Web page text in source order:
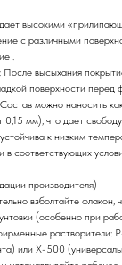
высокими
с различными
.
После высыхания
поверхности
можно наносить
мм), что дает
к низким
в соответствующих
производителя)
взболтайте флакон,
(особенно при
растворители:
или Х-500